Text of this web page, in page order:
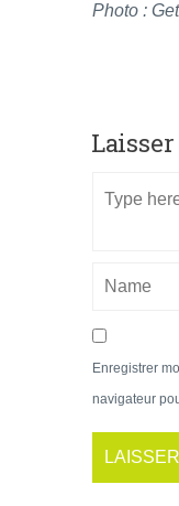
Photo :
Enregistrer
navigateur